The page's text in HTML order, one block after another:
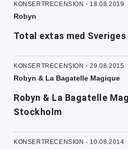
KONSERTRECENSION - 18.08.2019
Robyn
Total extas med
KONSERTRECENSION - 29.08.2015
Robyn & La Bagatelle Magique
Robyn & La Bagatelle
Stockholm
KONSERTRECENSION - 10.08.2014